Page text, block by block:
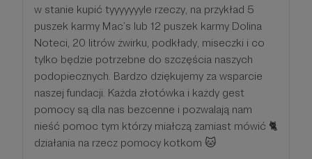
w stanie kupić tyyyyyyyle rzeczy, na przykład 5
puszek karmy Mac’s lub 12 puszek karmy Dolina
Noteci, 20 litrów żwirku, podkłady, miseczki i co
tylko będzie potrzebne do szczęścia naszych
podopiecznych. Bardzo dziękujemy za wsparcie
naszej fundacji. Każda złotówka i każdy gest
pomocy są dla nas bezcenne i pozwalają nam
nieść pomoc tym którzy miałczą zamiast mówić 🐈
działania na rzecz pomocy kotkom 🐱